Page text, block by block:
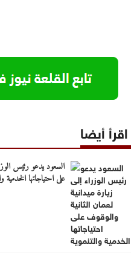
اقرأ أيضا
السعود يدعو رئيس
على احتياجاتها الخدمية